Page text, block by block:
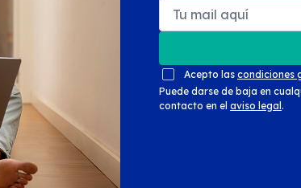
Acepto las condiciones
Puede darse de baja en
contacto en el aviso legal .
Search products